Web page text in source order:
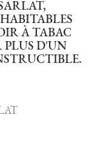
À TABAC
PLUS D'UN